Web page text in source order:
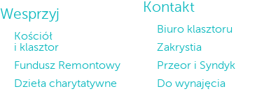
Wesprzyj
Kościół
i klasztor
Fundusz Remontowy
Dzieła charytatywne
Kontakt
Biuro klasztoru
Zakrystia
Przeor i Syndyk
Do wynajęcia